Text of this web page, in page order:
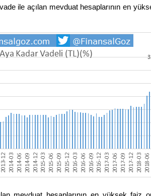
ile açılan mevduat hesaplarının en